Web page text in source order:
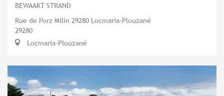
BEWAAKT STRAND
Rue de Porz Milin 29280 Locmaria-Plouzané
29280
Locmaria-Plouzané